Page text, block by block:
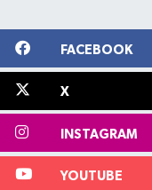
FACEBOOK
X
INSTAGRAM
YOUTUBE